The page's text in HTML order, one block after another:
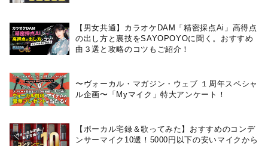
【男女共通】カラオケDAM「精密採点Ai」高得点
の出し方と裏技をSAYOPOYOに聞く。おすすめ
曲３選と攻略のコツもご紹介！
〜ヴォーカル・マガジン・ウェブ １周年スペシャ
ル企画〜「Myマイク」特大アンケート！
【ボーカル宅録＆歌ってみた】おすすめのコンデ
ンサーマイク10選！5000円以下の安いマイクから